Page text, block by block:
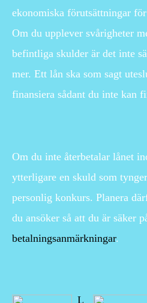
ekonomiska förutsättningar
Om du upplever svårigheter
befintliga skulder är det inte
mer. Ett lån ska som sagt
finansiera sådant du inte kan
Om du inte återbetalar lånet
ytterligare en skuld som
personlig konkurs. Planera
du ansöker så att du är säker
betalningsanmärkningar.
L